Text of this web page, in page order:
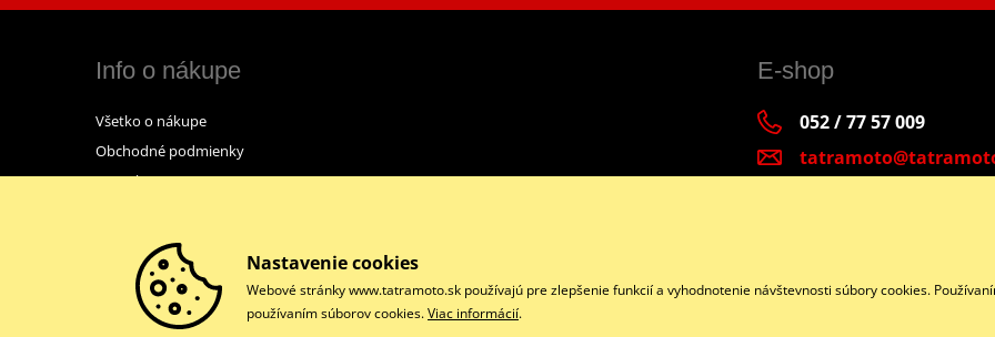
Info o nákupe
Všetko o nákupe
Obchodné podmienky
Kontakt
E-shop
052 / 77 57 009
Nastavenie cookies
Webové stránky www.tatramoto.sk používajú pre zlepšenie funkcií a vyhodnotenie návštevnosti súbory cookies.
používaním súborov cookies.Viac informácií.